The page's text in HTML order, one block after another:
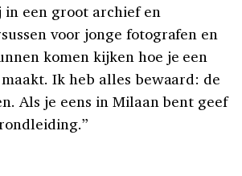
in een groot archief en
voor jonge fotografen en
komen kijken hoe je een
Ik heb alles bewaard: de
Als je eens in Milaan bent geef